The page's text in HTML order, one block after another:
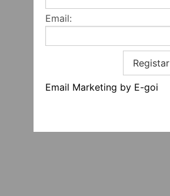
Email:
Registar
Email Marketing by E-goi
Quem somos
Termos e condições
Informação geral